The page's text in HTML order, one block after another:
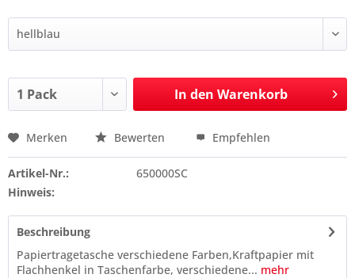
In den Warenkorb
Preis anfragen
Merken Bewerten Empfehlen
Artikel-Nr.:
650000SC
Hinweis:
Beschreibung
Papiertragetasche verschiedene Farben,Kraftpapier mit
Flachhenkel in Taschenfarbe, verschiedene... mehr